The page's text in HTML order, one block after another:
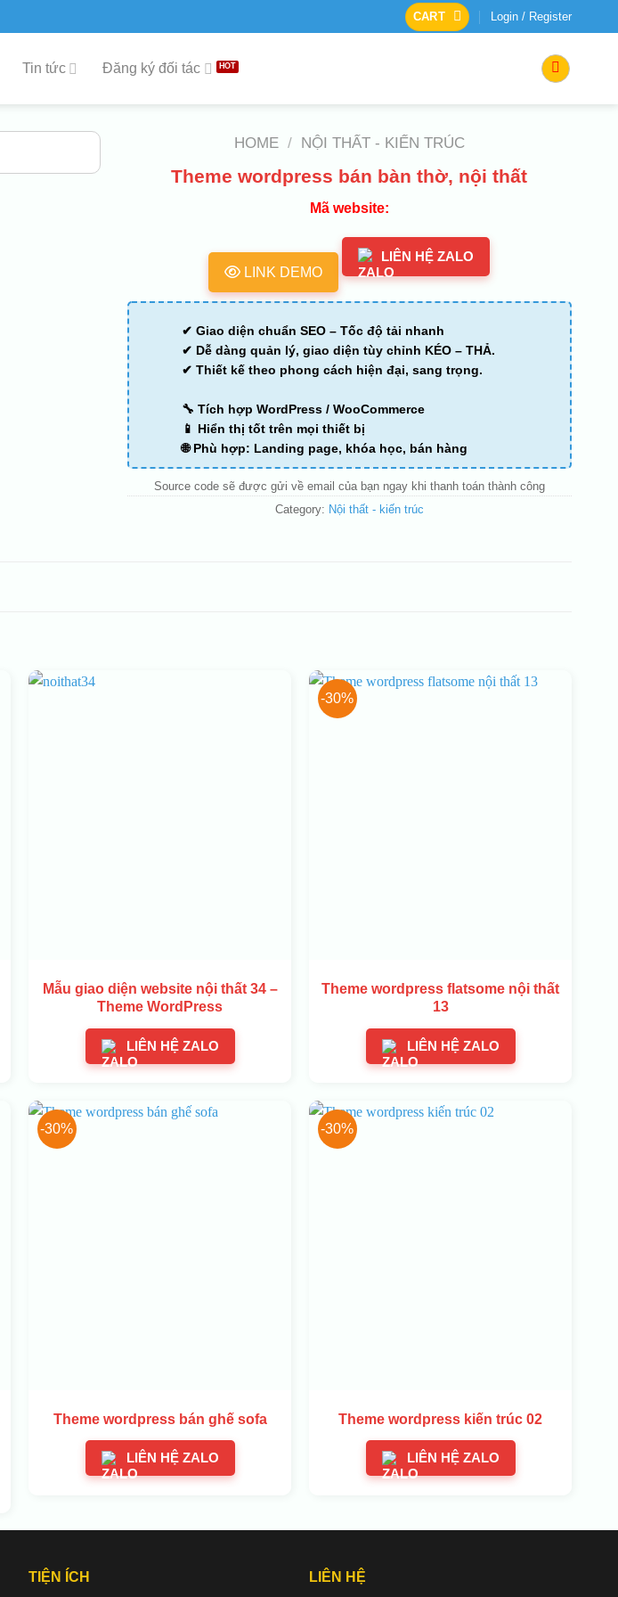
CART Login / Register
Tin tức Đăng ký đối tác
HOME / NỘI THẤT - KIẾN TRÚC
Theme wordpress bán bàn thờ, nội thất
Mã website:
LINK DEMO
LIÊN HỆ ZALO
✔ Giao diện chuẩn SEO – Tốc độ tải nhanh
✔ Dễ dàng quản lý, giao diện tùy chỉnh KÉO – THẢ.
✔ Thiết kế theo phong cách hiện đại, sang trọng.
🔧 Tích hợp WordPress / WooCommerce
📱 Hiển thị tốt trên mọi thiết bị
🌐 Phù hợp: Landing page, khóa học, bán hàng
Source code sẽ được gửi về email của bạn ngay khi thanh toán thành công
Category: Nội thất - kiến trúc
Mẫu giao diện website nội thất 34 –
Theme WordPress
LIÊN HỆ ZALO
-30%
Theme wordpress flatsome nội thất
13
LIÊN HỆ ZALO
-30%
Theme wordpress bán ghế sofa
LIÊN HỆ ZALO
-30%
Theme wordpress kiến trúc 02
LIÊN HỆ ZALO
TIỆN ÍCH LIÊN HỆ